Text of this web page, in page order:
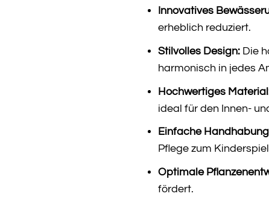
Innovatives
erheblich reduziert.
Stilvolles Design: Die
harmonisch in jedes
Hochwertiges
ideal für den Innen-
Einfache
Pflege zum
Optimale
fördert.